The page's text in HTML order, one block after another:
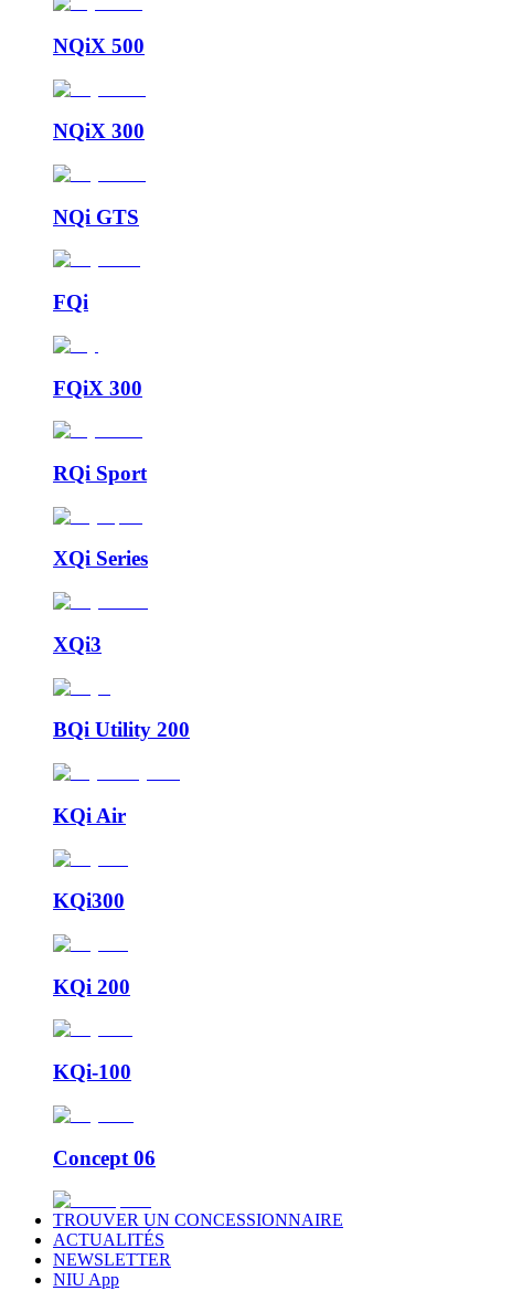
NQiX 500
NQiX 300
NQi GTS
FQi
FQiX 300
RQi Sport
XQi Series
XQi3
BQi Utility 200
KQi Air
KQi300
KQi 200
KQi-100
Concept 06
TROUVER UN CONCESSIONNAIRE
ACTUALITÉS
NEWSLETTER
NIU App